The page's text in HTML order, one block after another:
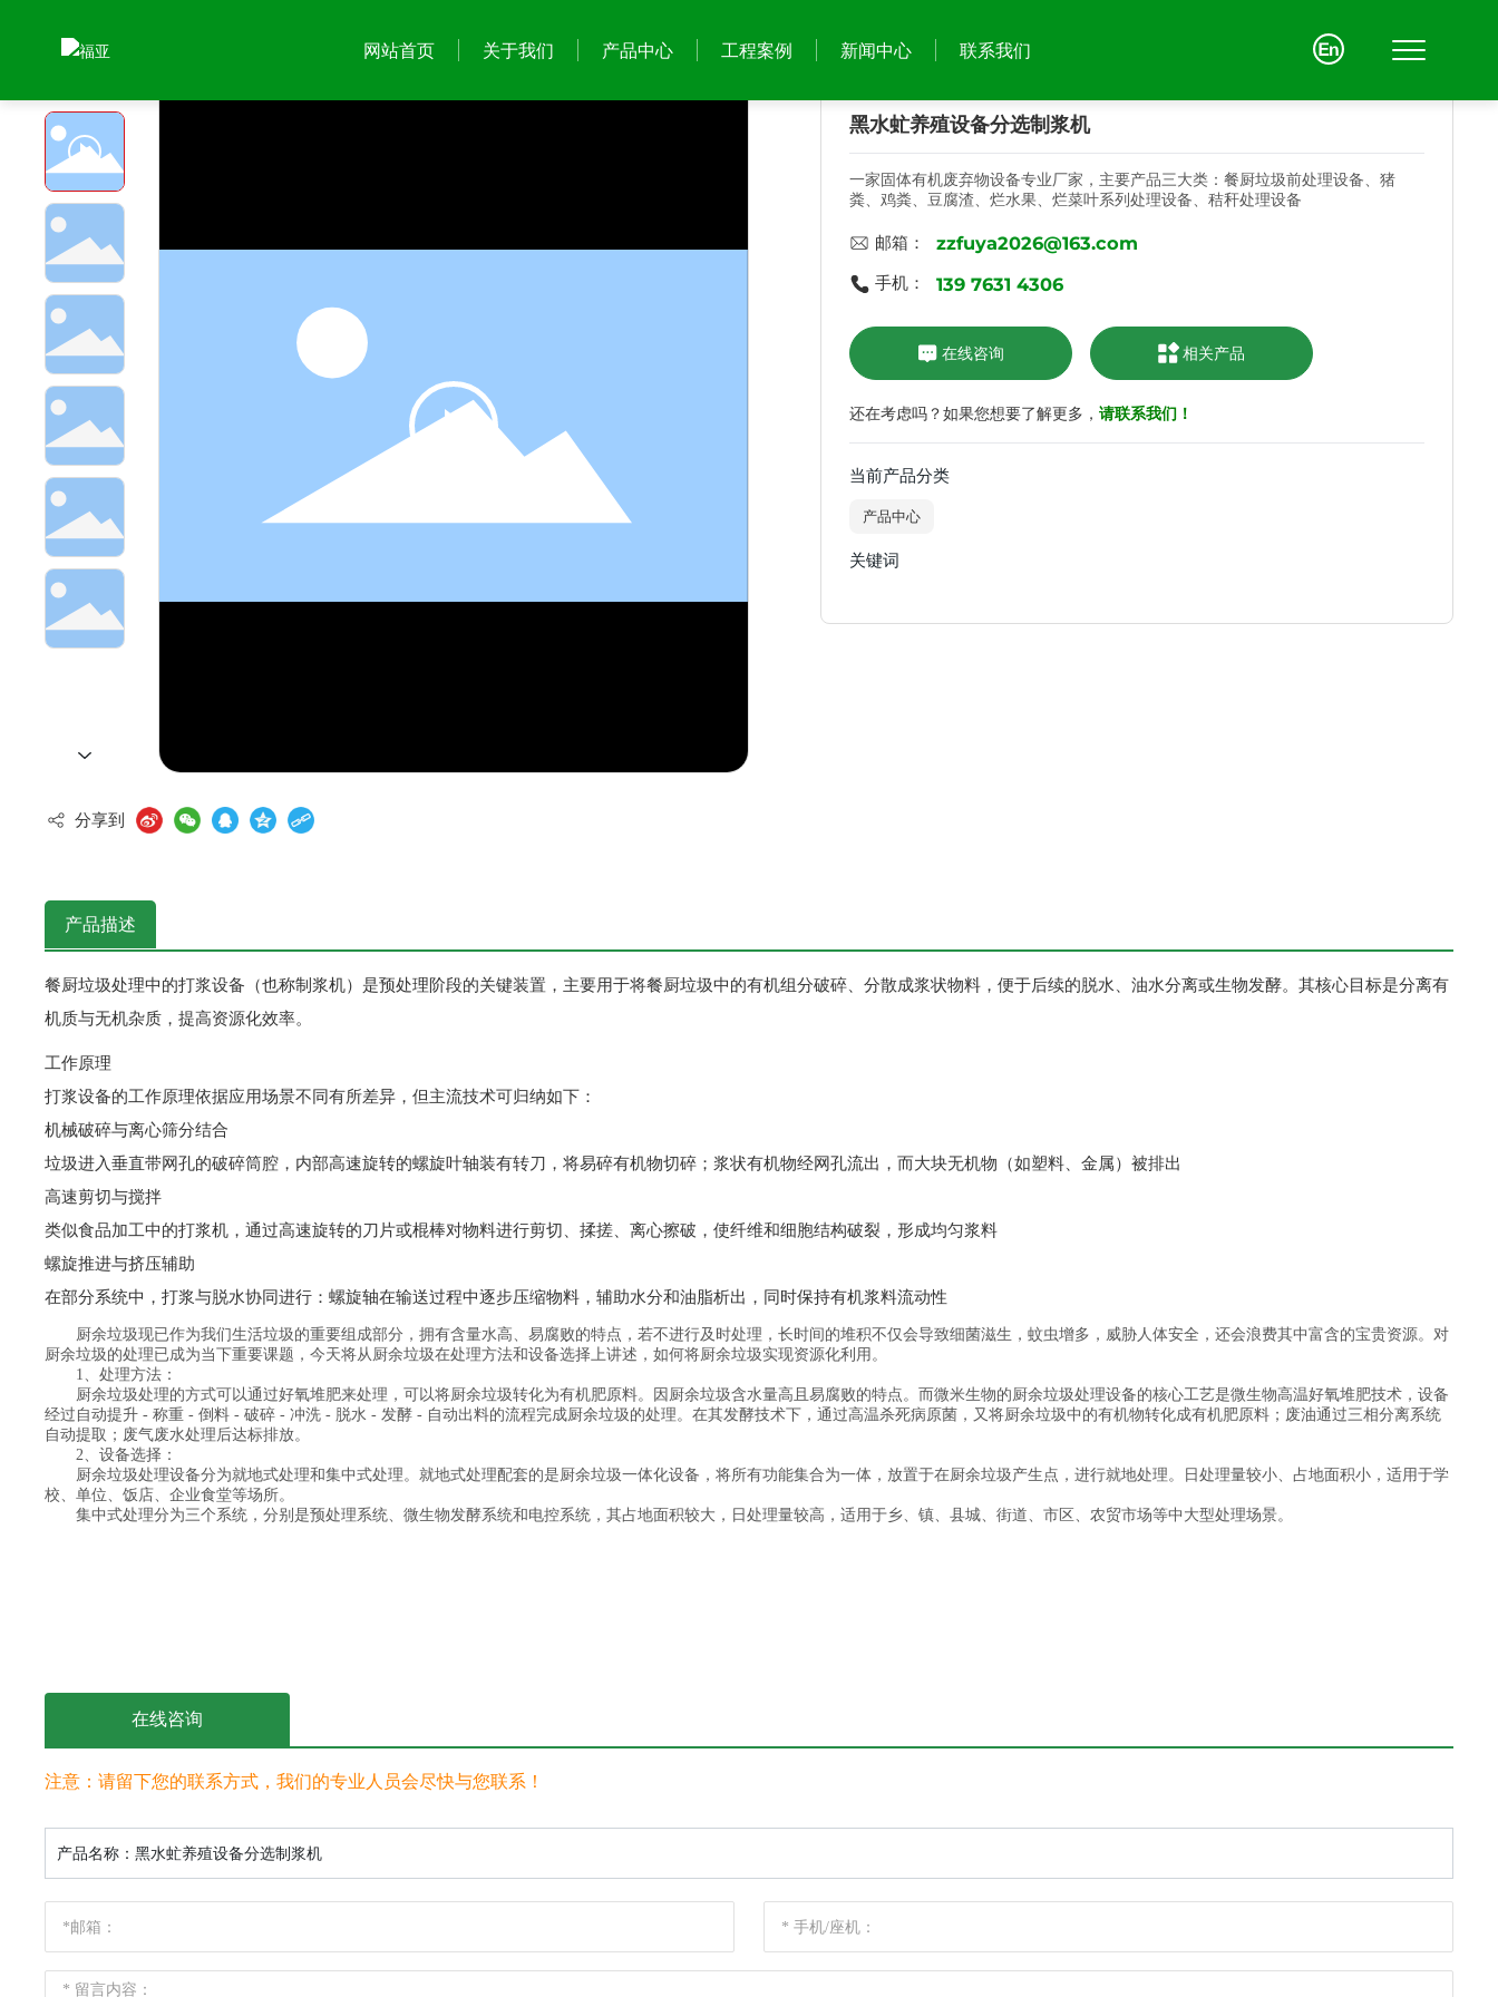
网站首页 关于我们 产品中心 工程案例 新闻中心 联系我们
关于我们
公司简介
企业文化
资质荣誉
黑水虻养殖设备
蝇蛆养殖设备
鲜虫深加工设备
秸秆饲料加工设备
公司新闻
行业新闻
在线留言
分享到
黑水虻养殖设备分选制浆机
一家固体有机废弃物设备专业厂家，主要产品三大类：餐厨垃圾前处理设备、猪
粪、鸡粪、豆腐渣、烂水果、烂菜叶系列处理设备、秸秆处理设备
邮箱： zzfuya2026@163.com
手机： 139 7631 4306
在线咨询 相关产品
还在考虑吗？如果您想要了解更多， 请联系我们！
当前产品分类
产品中心
关键词
产品描述
餐厨垃圾处理中的‌打浆设备‌（也称‌制浆机‌）是预处理阶段的关键装置，主要用于将餐厨垃圾中的有机组分破碎、分散成浆状物料，便于后续的脱水、油水分离或生物发酵。其核心目标是‌分离有
机质与无机杂质‌，提高资源化效率。
‌工作原理‌
打浆设备的工作原理依据应用场景不同有所差异，但主流技术可归纳如下：
‌机械破碎与离心筛分结合‌
垃圾进入垂直带网孔的破碎筒腔，内部高速旋转的螺旋叶轴装有转刀，将易碎有机物切碎；浆状有机物经网孔流出，而大块无机物（如塑料、金属）被排出‌
‌高速剪切与搅拌‌
类似食品加工中的打浆机，通过高速旋转的刀片或棍棒对物料进行剪切、揉搓、离心擦破，使纤维和细胞结构破裂，形成均匀浆料‌
‌螺旋推进与挤压辅助‌
在部分系统中，打浆与脱水协同进行：螺旋轴在输送过程中逐步压缩物料，辅助水分和油脂析出，同时保持有机浆料流动性‌
厨余垃圾现已作为我们生活垃圾的重要组成部分，拥有含量水高、易腐败的特点，若不进行及时处理，长时间的堆积不仅会导致细菌滋生，蚊虫增多，威胁人体安全，还会浪费其中富含的宝贵资源。对
厨余垃圾的处理已成为当下重要课题，今天将从厨余垃圾在处理方法和设备选择上讲述，如何将厨余垃圾实现资源化利用。
1、处理方法：
厨余垃圾处理的方式可以通过好氧堆肥来处理，可以将厨余垃圾转化为有机肥原料。因厨余垃圾含水量高且易腐败的特点。而微米生物的厨余垃圾处理设备的核心工艺是微生物高温好氧堆肥技术，设备
经过自动提升 - 称重 - 倒料 - 破碎 - 冲洗 - 脱水 - 发酵 - 自动出料的流程完成厨余垃圾的处理。在其发酵技术下，通过高温杀死病原菌，又将厨余垃圾中的有机物转化成有机肥原料；废油通过三相分离系统
自动提取；废气废水处理后达标排放。
2、设备选择：
厨余垃圾处理设备分为就地式处理和集中式处理。就地式处理配套的是厨余垃圾一体化设备，将所有功能集合为一体，放置于在厨余垃圾产生点，进行就地处理。日处理量较小、占地面积小，适用于学
校、单位、饭店、企业食堂等场所。
集中式处理分为三个系统，分别是预处理系统、微生物发酵系统和电控系统，其占地面积较大，日处理量较高，适用于乡、镇、县城、街道、市区、农贸市场等中大型处理场景。
在线咨询
注意：请留下您的联系方式，我们的专业人员会尽快与您联系！
产品名称：黑水虻养殖设备分选制浆机